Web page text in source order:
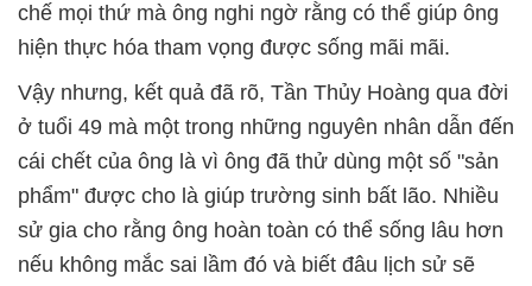
chế mọi thứ mà ông nghi ngờ rằng có thể giúp ông
hiện thực hóa tham vọng được sống mãi mãi.
Vậy nhưng, kết quả đã rõ, Tần Thủy Hoàng qua đời
ở tuổi 49 mà một trong những nguyên nhân dẫn đến
cái chết của ông là vì ông đã thử dùng một số "sản
phẩm" được cho là giúp trường sinh bất lão. Nhiều
sử gia cho rằng ông hoàn toàn có thể sống lâu hơn
nếu không mắc sai lầm đó và biết đâu lịch sử sẽ